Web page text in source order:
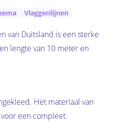
Vlaggenlijnen
van Duitsland is een sterke
lengte van 10 meter en
Het materiaal van
voor een compleet